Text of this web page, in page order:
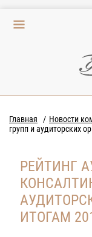
Главная Новости
групп и аудиторских
РЕЙТИНГ
ИТОГАМ